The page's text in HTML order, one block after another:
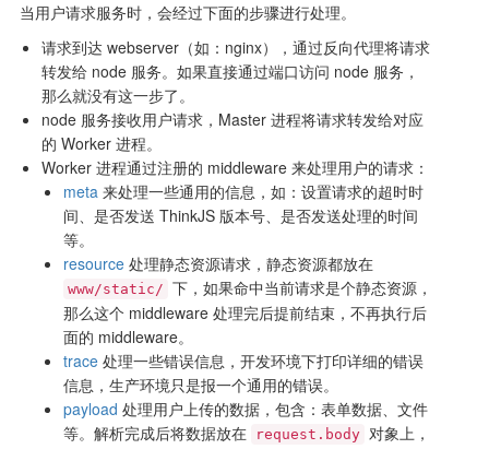
当用户请求服务时，会经过下面的步骤进行处理。
请求到达 webserver（如：nginx），通过反向代理将请求
转发给 node 服务。如果直接通过端口访问 node 服务，
那么就没有这一步了。
node 服务接收用户请求，Master 进程将请求转发给对应
的 Worker 进程。
Worker 进程通过注册的 middleware 来处理用户的请求：
meta来处理一些通用的信息，如：设置请求的超时时
间、是否发送 ThinkJS 版本号、是否发送处理的时间
等。
resource处理静态资源请求，静态资源都放在
www/static/ 下，如果命中当前请求是个静态资源，
那么这个 middleware 处理完后提前结束，不再执行后
面的 middleware。
trace处理一些错误信息，开发环境下打印详细的错误
信息，生产环境只是报一个通用的错误。
payload 处理用户上传的数据，包含：表单数据、文件
等。解析完成后将数据放在
request.body 对象上，